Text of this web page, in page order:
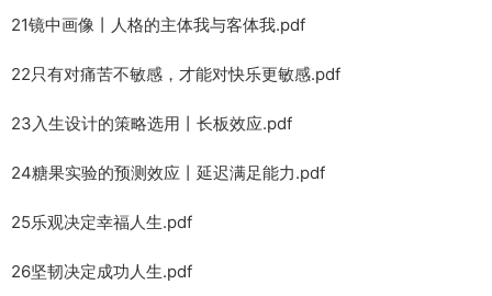
21镜中画像丨人格的主体我与客体我.pdf
22只有对痛苦不敏感，才能对快乐更敏感.pdf
23入生设计的策略选用丨长板效应.pdf
24糖果实验的预测效应丨延迟满足能力.pdf
25乐观决定幸福人生.pdf
26坚韧决定成功人生.pdf